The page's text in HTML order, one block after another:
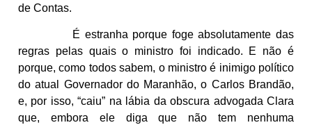
de Contas.
É estranha porque foge absolutamente das
regras pelas quais o ministro foi indicado. E não é
porque, como todos sabem, o ministro é inimigo político
do atual Governador do Maranhão, o Carlos Brandão,
e, por isso, “caiu” na lábia da obscura advogada Clara
que, embora ele diga que não tem nenhuma